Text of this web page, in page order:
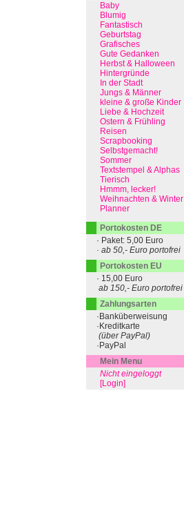
Baby
Blumig
Fantastisch
Geburtstag
Grafisches
Gute Gedanken
Herbst & Halloween
Hintergründe
In der Stadt
Jungs & Männer
kleine & große Kinder
Liebe & Hochzeit
Ostern & Frühling
Reisen
Scrapbooking
Selbstgemacht!
Sommer
Textstempel & Alphas
Tierisch
Hmmm, lecker!
Weihnachten & Winter
Planner
Portokosten DE
· Paket: 5,00 Euro
· ab 50,- Euro portofrei
Portokosten EU
· 15,00 Euro
ab 150,- Euro portofrei
Zahlungsarten
·Banküberweisung
·Kreditkarte
(über PayPal)
·PayPal
Mein Menu
Nicht eingeloggt
[Login]